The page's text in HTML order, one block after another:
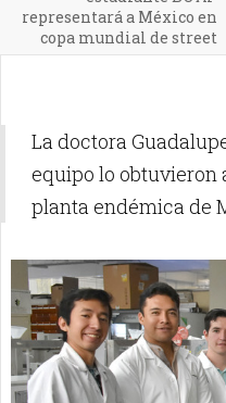
representará a México en
copa mundial de street
soccer
La doctora
equipo lo obtuvieron
planta endémica de